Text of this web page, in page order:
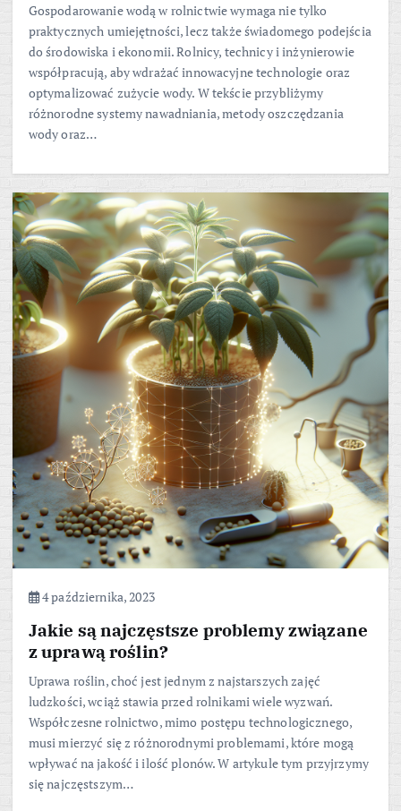
Gospodarowanie wodą w rolnictwie wymaga nie tylko
praktycznych umiejętności, lecz także świadomego podejścia
do środowiska i ekonomii. Rolnicy, technicy i inżynierowie
współpracują, aby wdrażać innowacyjne technologie oraz
optymalizować zużycie wody. W tekście przybliżymy
różnorodne systemy nawadniania, metody oszczędzania
wody oraz…
4 października, 2023
Jakie są najczęstsze problemy związane
z uprawą roślin?
Uprawa roślin, choć jest jednym z najstarszych zajęć
ludzkości, wciąż stawia przed rolnikami wiele wyzwań.
Współczesne rolnictwo, mimo postępu technologicznego,
musi mierzyć się z różnorodnymi problemami, które mogą
wpływać na jakość i ilość plonów. W artykule tym przyjrzymy
się najczęstszym…